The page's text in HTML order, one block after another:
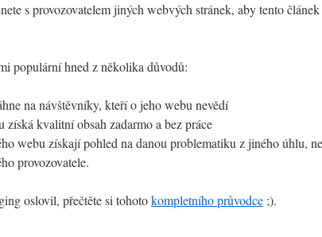
s provozovatelem jiných webvých stránek, aby tento
populární hned z několika důvodů:
na návštěvníky, kteří o jeho webu nevědí
získá kvalitní obsah zadarmo a bez práce
webu získají pohled na danou problematiku z jiného úhlu,
provozovatele.
oslovil, přečtěte si tohotokompletního průvodce ;).